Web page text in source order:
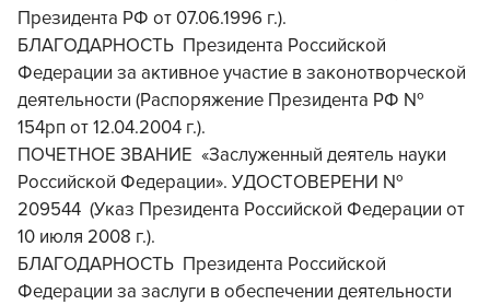
Президента РФ от 07.06.1996 г.).
БЛАГОДАРНОСТЬ Президента Российской
Федерации за активное участие в законотворческой
деятельности (Распоряжение Президента РФ №
154рп от 12.04.2004 г.).
ПОЧЕТНОЕ ЗВАНИЕ «Заслуженный деятель науки
Российской Федерации». УДОСТОВЕРЕНИ №
209544 (Указ Президента Российской Федерации от
10 июля 2008 г.).
БЛАГОДАРНОСТЬ Президента Российской
Федерации за заслуги в обеспечении деятельности